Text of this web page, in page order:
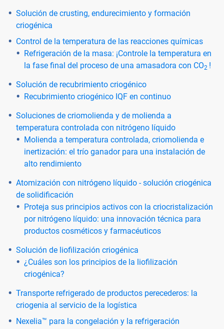
Solución de crusting, endurecimiento y formación
criogénica
Control de la temperatura de las reacciones químicas
Refrigeración de la masa: ¡Controle la temperatura en
la fase final del proceso de una amasadora con CO2 !
Solución de recubrimiento criogénico
Recubrimiento criogénico IQF en continuo
Soluciones de criomolienda y de molienda a
temperatura controlada con nitrógeno líquido
Molienda a temperatura controlada, criomolienda e
inertización: el trío ganador para una instalación de
alto rendimiento
Atomización con nitrógeno líquido - solución criogénica
de solidificación
Proteja sus principios activos con la criocristalización
por nitrógeno líquido: una innovación técnica para
productos cosméticos y farmacéuticos
Solución de liofilización criogénica
¿Cuáles son los principios de la liofilización
criogénica?
Transporte refrigerado de productos perecederos: la
criogenia al servicio de la logística
Nexelia™ para la congelación y la refrigeración